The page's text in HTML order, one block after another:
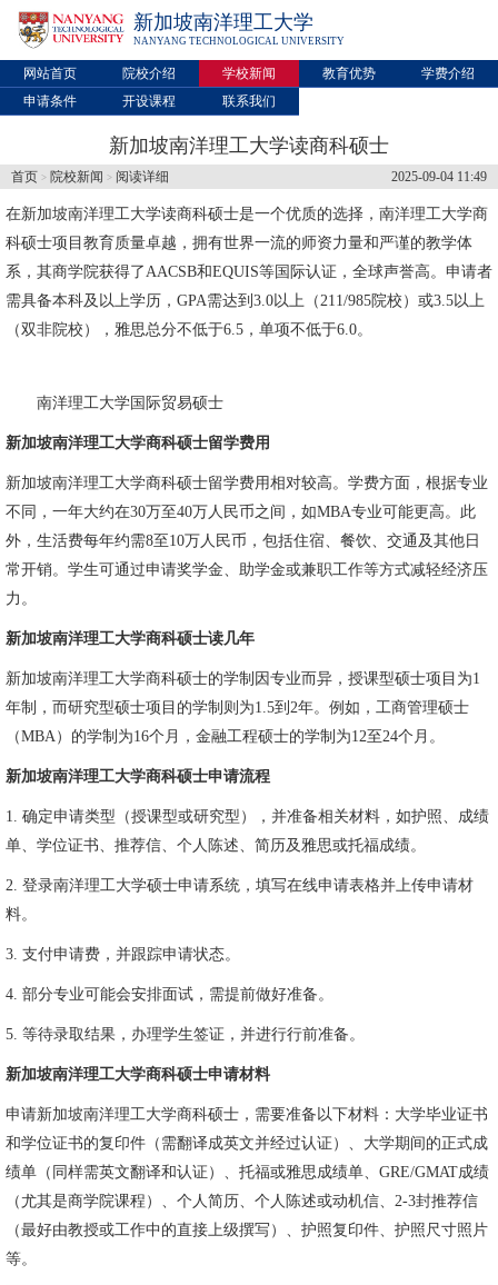
新加坡南洋理工大学
NANYANG TECHNOLOGICAL UNIVERSITY
网站首页 院校介绍 学校新闻 教育优势
学费介绍
申请条件
开设课程 联系我们
新加坡南洋理工大学读商科硕士
2025-09-04 11:49
首页 > 院校新闻 > 阅读详细
在新加坡南洋理工大学读商科硕士是一个优质的选择，南洋理工大学商
科硕士项目教育质量卓越，拥有世界一流的师资力量和严谨的教学体
系，其商学院获得了AACSB和EQUIS等国际认证，全球声誉高。申请者
需具备本科及以上学历，GPA需达到3.0以上（211/985院校）或3.5以上
（双非院校），雅思总分不低于6.5，单项不低于6.0。
南洋理工大学国际贸易硕士
新加坡南洋理工大学商科硕士留学费用
新加坡南洋理工大学商科硕士留学费用相对较高。学费方面，根据专业
不同，一年大约在30万至40万人民币之间，如MBA专业可能更高。此
外，生活费每年约需8至10万人民币，包括住宿、餐饮、交通及其他日
常开销。学生可通过申请奖学金、助学金或兼职工作等方式减轻经济压
力。
新加坡南洋理工大学商科硕士读几年
新加坡南洋理工大学商科硕士的学制因专业而异，授课型硕士项目为1
年制，而研究型硕士项目的学制则为1.5到2年。例如，工商管理硕士
（MBA）的学制为16个月，金融工程硕士的学制为12至24个月。
新加坡南洋理工大学商科硕士申请流程
1. 确定申请类型（授课型或研究型），并准备相关材料，如护照、成绩
单、学位证书、推荐信、个人陈述、简历及雅思或托福成绩。
2. 登录南洋理工大学硕士申请系统，填写在线申请表格并上传申请材
料。
3. 支付申请费，并跟踪申请状态。
4. 部分专业可能会安排面试，需提前做好准备。
5. 等待录取结果，办理学生签证，并进行行前准备。
新加坡南洋理工大学商科硕士申请材料
申请新加坡南洋理工大学商科硕士，需要准备以下材料：大学毕业证书
和学位证书的复印件（需翻译成英文并经过认证）、大学期间的正式成
绩单（同样需英文翻译和认证）、托福或雅思成绩单、GRE/GMAT成绩
（尤其是商学院课程）、个人简历、个人陈述或动机信、2-3封推荐信
（最好由教授或工作中的直接上级撰写）、护照复印件、护照尺寸照片
等。